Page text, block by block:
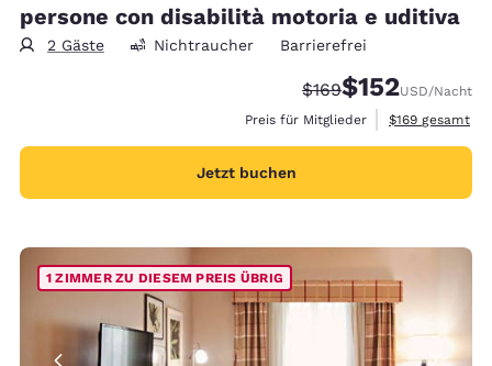
persone con disabilità motoria e uditiva
2 Gäste Nichtraucher Barrierefrei
Durchgestrichener
$169Vergünstigter
$152USD/Nacht
Preis für Mitglieder
Geschätzte
$169 gesamt
Jetzt buchen
1 ZIMMER ZU DIESEM PREIS ÜBRIG